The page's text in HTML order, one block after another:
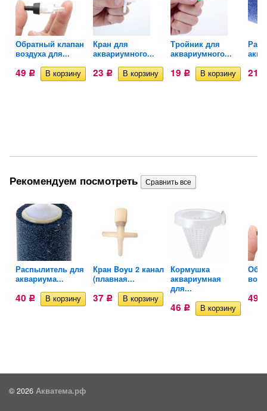
Обратный клапан
воздуха для...
49 Р
Кран для
аквариумного...
23 Р
Тройник для
аквариумного...
19 Р 21
Рекомендуем посмотреть
Распылитель для
аквариума...
40 Р
Кран Boyu 2 канал
(плавная...
37 Р
Кормушка
аквариумная
для...
46 Р
49
© 2026 Акватема.рф